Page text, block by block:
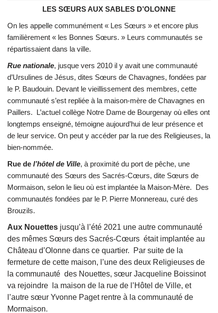
LES SŒURS AUX SABLES D’OLONNE
On les appelle communément « Les Sœurs » et encore plus
familièrement « les Bonnes Sœurs. » Leurs communautés se
répartissaient dans la ville.
Rue nationale, jusque vers 2010 il y avait une communauté
d’Ursulines de Jésus, dites Sœurs de Chavagnes, fondées par
le P. Baudouin. Devant le vieillissement des membres, cette
communauté s’est repliée à la maison-mère de Chavagnes en
Paillers. L’actuel collège Notre Dame de Bourgenay où elles ont
longtemps enseigné, témoigne aujourd’hui de leur présence et
de leur service. On peut y accéder par la rue des Religieuses, la
bien-nommée.
Rue de l’hôtel de Ville, à proximité du port de pêche, une
communauté des Sœurs des Sacrés-Cœurs, dite Sœurs de
Mormaison, selon le lieu où est implantée la Maison-Mère. Des
communautés fondées par le P. Pierre Monnereau, curé des
Brouzils.
Aux Nouettes jusqu’à l’été 2021 une autre communauté
des mêmes Sœurs des Sacrés-Cœurs était implantée au
Château d’Olonne dans ce quartier. Par suite de la
fermeture de cette maison, l’une des deux Religieuses de
la communauté des Nouettes, sœur Jacqueline Boissinot
va rejoindre la maison de la rue de l’Hôtel de Ville, et
l’autre sœur Yvonne Paget rentre à la communauté de
Mormaison.